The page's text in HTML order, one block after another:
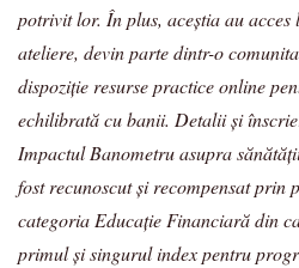
potrivit lor. În plus, aceștia au
ateliere, devin parte dintr-o
dispoziție resurse practice online
echilibrată cu banii. Detalii și
Impactul Banometru asupra
fost recunoscut și recompensat
categoria Educație Financiară din
primul și singurul index pentru